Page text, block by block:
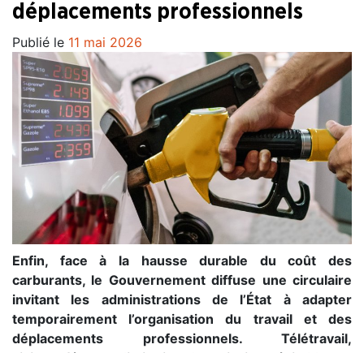
déplacements professionnels
Publié le 11 mai 2026
Enfin, face à la hausse durable du coût des
carburants, le Gouvernement diffuse une circulaire
invitant les administrations de l’État à adapter
temporairement l’organisation du travail et des
déplacements professionnels. Télétravail,